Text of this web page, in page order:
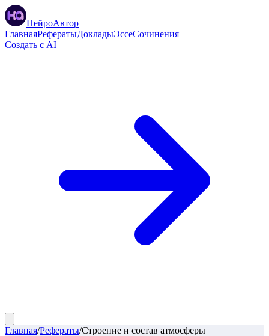
НейроАвтор
ГлавнаяРефератыДокладыЭссеСочинения
Создать с AI
Главная/Рефераты/Строение и состав атмосферы